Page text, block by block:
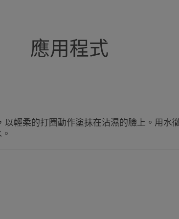
應用程式
以輕柔的打圈動作塗抹在沾濕的臉上。用水